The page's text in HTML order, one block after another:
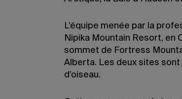
L’équipe menée par la
Nipika Mountain Resort, en
sommet de Fortress
Alberta. Les deux sites sont
d’oiseau.